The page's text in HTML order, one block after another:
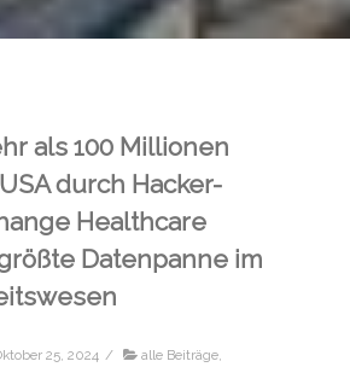
als 100 Millionen
durch Hacker-
Healthcare
Datenpanne im
25, 2024 / alle Beiträge